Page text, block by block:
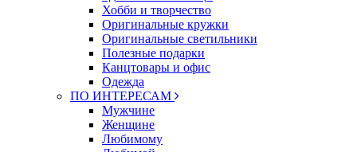
Хобби и творчество
Оригинальные кружки
Оригинальные светильники
Полезные подарки
Канцтовары и офис
Одежда
ПО ИНТЕРЕСАМ
Мужчине
Женщине
Любимому